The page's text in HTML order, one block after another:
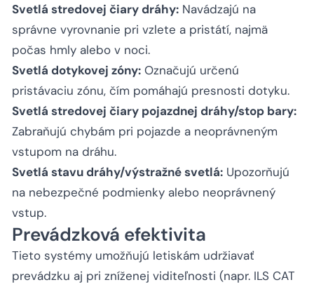
Svetlá stredovej čiary dráhy: Navádzajú na
správne vyrovnanie pri vzlete a pristátí, najmä
počas hmly alebo v noci.
Svetlá dotykovej zóny: Označujú určenú
pristávaciu zónu, čím pomáhajú presnosti dotyku.
Svetlá stredovej čiary pojazdnej dráhy/stop bary:
Zabraňujú chybám pri pojazde a neoprávneným
vstupom na dráhu.
Svetlá stavu dráhy/výstražné svetlá: Upozorňujú
na nebezpečné podmienky alebo neoprávnený
vstup.
Prevádzková efektivita
Tieto systémy umožňujú letiskám udržiavať
prevádzku aj pri zníženej viditeľnosti (napr. ILS CAT